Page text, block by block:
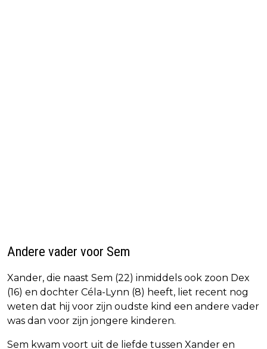
Andere vader voor Sem
Xander, die naast Sem (22) inmiddels ook zoon Dex
(16) en dochter Céla-Lynn (8) heeft, liet recent nog
weten dat hij voor zijn oudste kind een andere vader
was dan voor zijn jongere kinderen.
Sem kwam voort uit de liefde tussen Xander en